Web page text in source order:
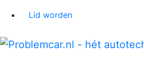
Lid worden